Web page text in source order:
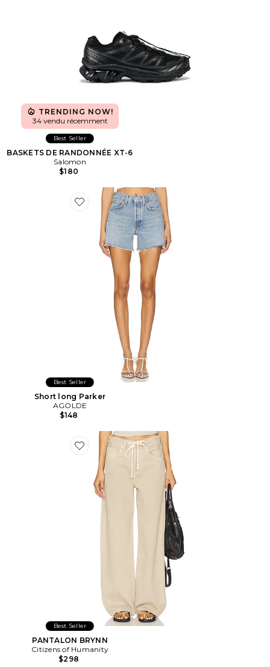
TRENDING NOW!
34 vendu récemment
Best Seller
BASKETS DE RANDONNÉE XT-6
Salomon
$180
Favorite Short long Parker
Best Seller
Short long Parker
AGOLDE
$148
Favorite PANTALON BRYNN
Best Seller
PANTALON BRYNN
Citizens of Humanity
$298